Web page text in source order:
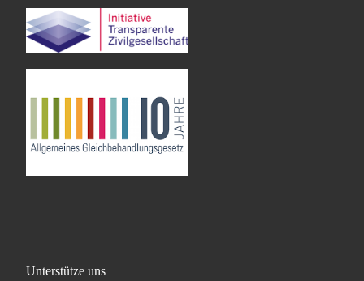
Unterstütze uns